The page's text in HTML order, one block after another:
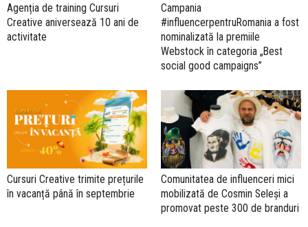
Agenția de training Cursuri
Creative aniversează 10 ani de
activitate
Campania
#influencerpentruRomania a fost
nominalizată la premiile
Webstock în categoria „Best
social good campaigns”
Cursuri Creative trimite prețurile
în vacanță până în septembrie
Comunitatea de influenceri mici
mobilizată de Cosmin Seleși a
promovat peste 300 de branduri